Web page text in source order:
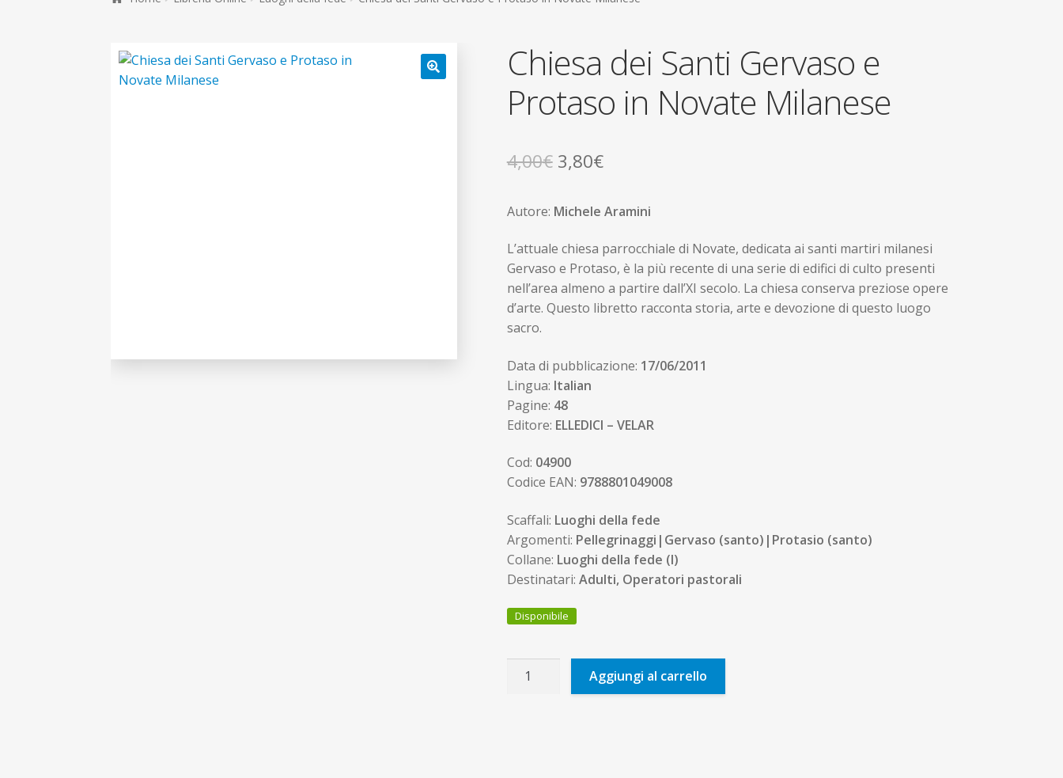
Chiesa dei Santi Gervaso e
Protaso in Novate Milanese
4,00€ Il
originale
era:
4,00€.
3,80€Il
attuale
è:
3,80€.
Autore: Michele Aramini
L’attuale chiesa parrocchiale di Novate, dedicata ai santi martiri milanesi
Gervaso e Protaso, è la più recente di una serie di edifici di culto presenti
nell’area almeno a partire dall’XI secolo. La chiesa conserva preziose opere
d’arte. Questo libretto racconta storia, arte e devozione di questo luogo
sacro.
Data di pubblicazione: 17/06/2011
Lingua: Italian
Pagine: 48
Editore: ELLEDICI – VELAR
Cod: 04900
Codice EAN: 9788801049008
Scaffali: Luoghi della fede
Argomenti: Pellegrinaggi|Gervaso (santo)|Protasio (santo)
Collane: Luoghi della fede (I)
Destinatari: Adulti, Operatori pastorali
Disponibile
Chiesa
Aggiungi al carrello